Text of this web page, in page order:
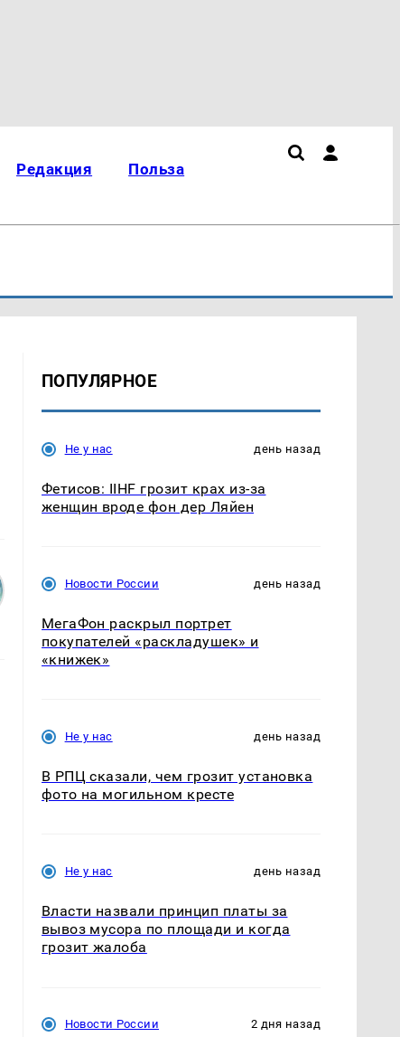
Редакция Польза
ПОПУЛЯРНОЕ
Не у нас день назад
Фетисов: IIHF грозит крах из-за
женщин вроде фон дер Ляйен
Новости России день назад
МегаФон раскрыл портрет
покупателей «раскладушек» и
«книжек»
Не у нас день назад
В РПЦ сказали, чем грозит установка
фото на могильном кресте
Не у нас день назад
Власти назвали принцип платы за
вывоз мусора по площади и когда
грозит жалоба
Новости России 2 дня назад